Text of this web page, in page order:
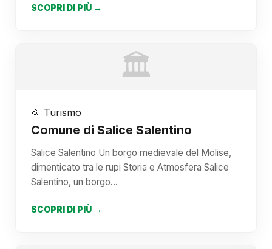
SCOPRI DI PIÙ →
🏛️
📂 Turismo
Comune di Salice Salentino
Salice Salentino Un borgo medievale del Molise,
dimenticato tra le rupi Storia e Atmosfera Salice
Salentino, un borgo…
SCOPRI DI PIÙ →